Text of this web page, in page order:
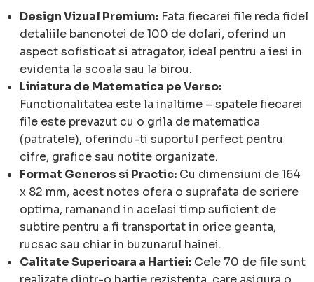
Design Vizual Premium: Fata fiecarei file reda fidel
detaliile bancnotei de 100 de dolari, oferind un
aspect sofisticat si atragator, ideal pentru a iesi in
evidenta la scoala sau la birou.
Liniatura de Matematica pe Verso:
Functionalitatea este la inaltime – spatele fiecarei
file este prevazut cu o grila de matematica
(patratele), oferindu-ti suportul perfect pentru
cifre, grafice sau notite organizate.
Format Generos si Practic: Cu dimensiuni de 164
x 82 mm, acest notes ofera o suprafata de scriere
optima, ramanand in acelasi timp suficient de
subtire pentru a fi transportat in orice geanta,
rucsac sau chiar in buzunarul hainei.
Calitate Superioara a Hartiei: Cele 70 de file sunt